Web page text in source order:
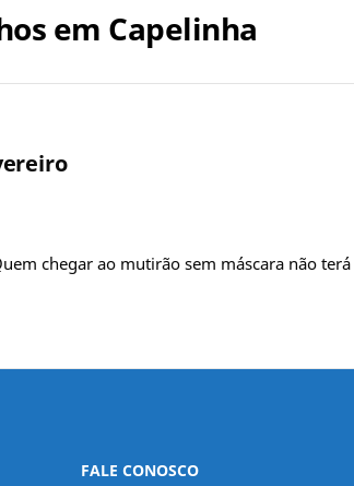
em Capelinha
chegar ao mutirão sem máscara não
FALE CONOSCO